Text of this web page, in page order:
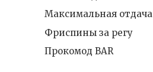
Максимальная отдача
Фриспины за регу
Прокомод BAR